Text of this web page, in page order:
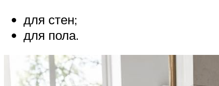
для стен;
для пола.